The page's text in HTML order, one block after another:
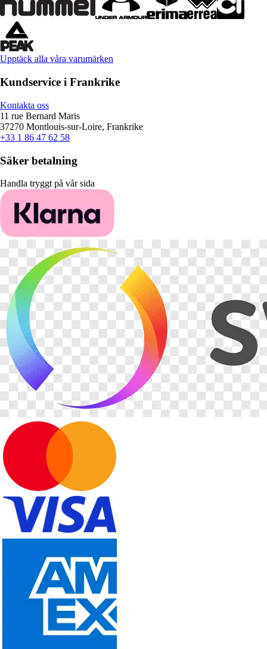
Upptäck alla våra varumärken
Kundservice i Frankrike
Kontakta oss
11 rue Bernard Maris
37270 Montlouis-sur-Loire, Frankrike
+33 1 86 47 62 58
Säker betalning
Handla tryggt på vår sida